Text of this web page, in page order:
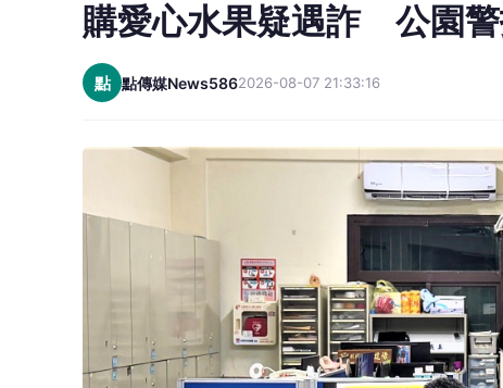
購愛心水果疑遇詐 公園
點 點傳媒News5862026-08-07 21:33:16